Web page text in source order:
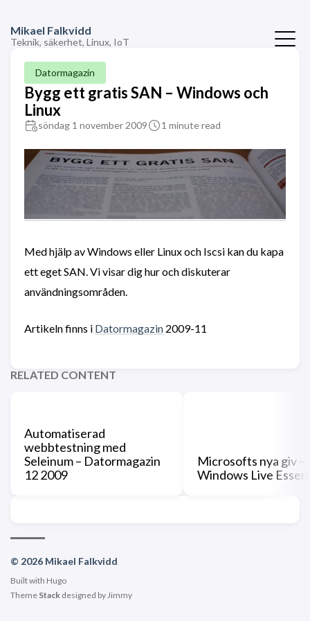
Mikael Falkvidd
Teknik, säkerhet, Linux, IoT
Datormagazin
Bygg ett gratis SAN – Windows och
Linux
söndag 1 november 2009 1 minute read
Med hjälp av Windows eller Linux och Iscsi kan du kapa
ett eget SAN. Vi visar dig hur och diskuterar
användningsområden.
Artikeln finns i Datormagazin 2009-11
RELATED CONTENT
Automatiserad
webbtestning med
Seleinum – Datormagazin
12 2009
Microsofts nya giv –
Windows Live
© 2026 Mikael Falkvidd
Built with Hugo
Theme Stack designed by Jimmy